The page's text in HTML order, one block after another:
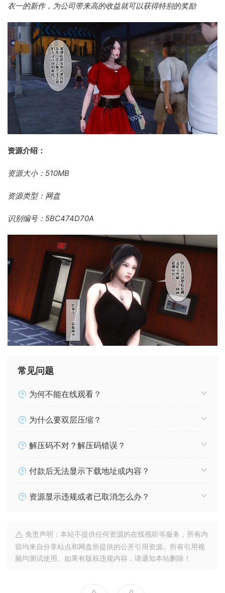
衣一的新作，为公司带来高的收益就可以获得特别的奖励
资源介绍：
资源大小：510MB
资源类型：网盘
识别编号：5BC474D70A
常见问题
为何不能在线观看？
为什么要双层压缩？
解压码不对？解压码错误？
付款后无法显示下载地址或内容？
资源显示违规或者已取消怎么办？
免责声明：本站不提供任何资源的在线视听等服务，所有内
容均来自分享站点和网盘所提供的公开引用资源。所有引用视
频均测试使用。如果有版权违规内容，请通知本站删除！